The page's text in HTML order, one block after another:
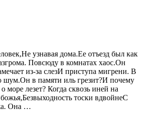
узнавая дома.Ее отъезд был как
Повсюду в комнатах хаос.Он
из-за слезИ приступа мигрени. В
шум.Он в памяти иль грезит?И почему
море лезет? Когда сквозь иней на
тоски вдвойнеС
Она …